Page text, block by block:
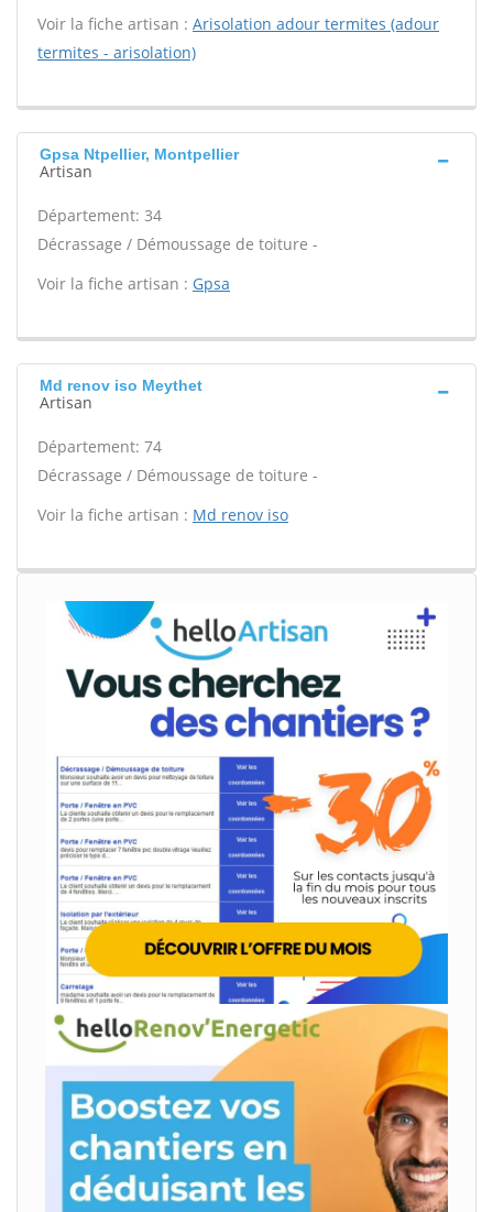
Voir la fiche artisan : Arisolation adour termites (adour
termites - arisolation)
Gpsa Ntpellier, Montpellier
Artisan
Département: 34
Décrassage / Démoussage de toiture -
Voir la fiche artisan : Gpsa
Md renov iso Meythet
Artisan
Département: 74
Décrassage / Démoussage de toiture -
Voir la fiche artisan : Md renov iso